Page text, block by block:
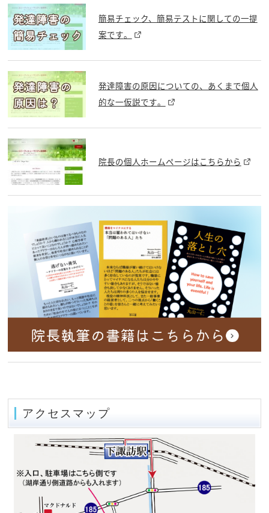
簡易チェック、簡易テストに関しての一提
案です。
発達障害の原因についての、あくまで個人
的な一仮説です。
院長の個人ホームページはこちらから
アクセスマップ